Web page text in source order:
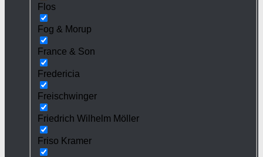
Flos
Fog & Morup
France & Son
Fredericia
Freischwinger
Friedrich Wilhelm Möller
Friso Kramer